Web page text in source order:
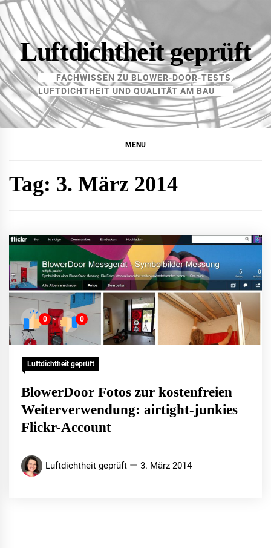
Skip
to
contentLuftdichtheit geprüft
FACHWISSEN ZU BLOWER-DOOR-TESTS,
LUFTDICHTHEIT UND QUALITÄT AM BAU
MENU
Tag: 3. März 2014
0 0
Luftdichtheit geprüft
BlowerDoor Fotos zur kostenfreien
Weiterverwendung: airtight-junkies
Flickr-Account
Luftdichtheit geprüft 3. März 2014